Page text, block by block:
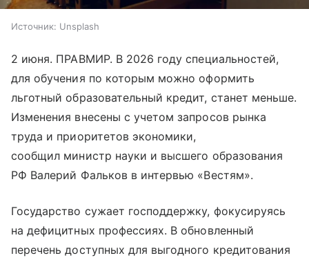
Источник: Unsplash
2 июня. ПРАВМИР. В 2026 году специальностей,
для обучения по которым можно оформить
льготный образовательный кредит, станет меньше.
Изменения внесены с учетом запросов рынка
труда и приоритетов экономики,
сообщил министр науки и высшего образования
РФ Валерий Фальков в интервью «Вестям».
Государство сужает господдержку, фокусируясь
на дефицитных профессиях. В обновленный
перечень доступных для выгодного кредитования